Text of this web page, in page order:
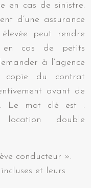
en cas de sinistre.
d’une assurance
peut rendre
en cas de petits
à l’agence
du contrat
avant de
Le mot clé est :
double
conducteur ».
et leurs